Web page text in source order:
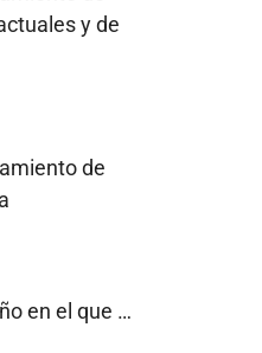
y de
de
en el que …